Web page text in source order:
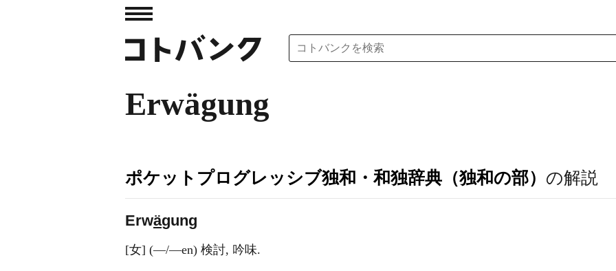
Erwägung
ポケットプログレッシブ独和・和独辞典（独和の部） の解説
Erwägung
[女] (―/―en) 検討, 吟味.